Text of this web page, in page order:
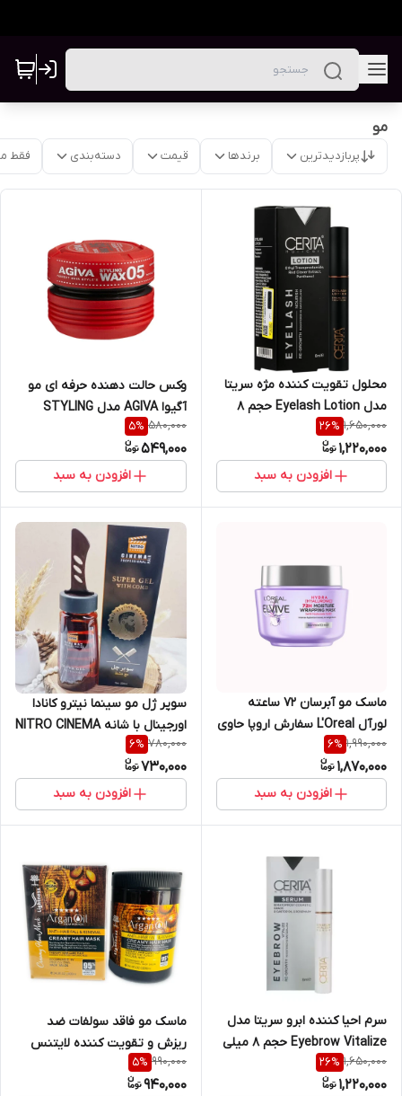
مو
پربازدیدترین برندها قیمت دسته‌بندی فقط
محلول تقویت کننده مژه سریتا
مدل Eyelash Lotion حجم ۸
میلی لیتر
1,650,000
26%
1,220,000
افزودن به سبد
وکس حالت دهنده حرفه ای مو
آگیوا AGIVA مدل STYLING
ترکیه حجم ۱۷۵ میل
580,000
5%
549,000
افزودن به سبد
ماسک مو آبرسان ۷۲ ساعته
لورآل L'Oreal سفارش اروپا حاوی
هیالورونیک اسید حجم ۳۰۰ میل
1,990,000
6%
1,870,000
افزودن به سبد
سوپر ژل مو سینما نیترو کانادا
اورجینال با شانه NITRO CINEMA
حجم 260 میلی لیتر
780,000
6%
730,000
افزودن به سبد
سرم احیا کننده ابرو سریتا مدل
Eyebrow Vitalize حجم 8 میلی
لیتر
1,650,000
26%
1,220,000
ماسک مو فاقد سولفات ضد
ریزش و تقویت کننده لایتنس
اصلی ۵ ستاره دارای روغن آرگان و
پروتئین حجم ۱۰۰۰ میلی لیتر
990,000
5%
940,000